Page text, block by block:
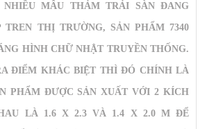
MẪU THẢM TRẢI SÀN ĐANG
TREN THỊ TRƯỜNG, SẢN PHẨM 7340
HÌNH CHỮ NHẬT TRUYỀN THỐNG.
ĐIỂM KHÁC BIỆT THÌ ĐÓ CHÍNH LÀ
PHẨM ĐƯỢC SẢN XUẤT VỚI 2 KÍCH
LÀ 1.6 X 2.3 VÀ 1.4 X 2.0 M ĐỂ